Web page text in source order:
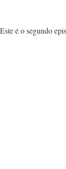
Este é o segundo